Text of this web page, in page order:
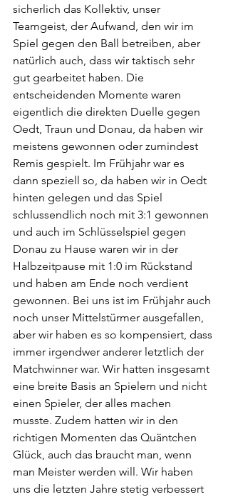
sicherlich das Kollektiv, unser
Teamgeist, der Aufwand, den wir im
Spiel gegen den Ball betreiben, aber
natürlich auch, dass wir taktisch sehr
gut gearbeitet haben. Die
entscheidenden Momente waren
eigentlich die direkten Duelle gegen
Oedt, Traun und Donau, da haben wir
meistens gewonnen oder zumindest
Remis gespielt. Im Frühjahr war es
dann speziell so, da haben wir in Oedt
hinten gelegen und das Spiel
schlussendlich noch mit 3:1 gewonnen
und auch im Schlüsselspiel gegen
Donau zu Hause waren wir in der
Halbzeitpause mit 1:0 im Rückstand
und haben am Ende noch verdient
gewonnen. Bei uns ist im Frühjahr auch
noch unser Mittelstürmer ausgefallen,
aber wir haben es so kompensiert, dass
immer irgendwer anderer letztlich der
Matchwinner war. Wir hatten insgesamt
eine breite Basis an Spielern und nicht
einen Spieler, der alles machen
musste. Zudem hatten wir in den
richtigen Momenten das Quäntchen
Glück, auch das braucht man, wenn
man Meister werden will. Wir haben
uns die letzten Jahre stetig verbessert